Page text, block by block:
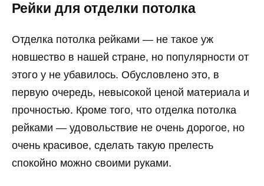
Рейки для отделки потолка
Отделка потолка рейками — не такое уж
новшество в нашей стране, но популярности от
этого у не убавилось. Обусловлено это, в
первую очередь, невысокой ценой материала и
прочностью. Кроме того, что отделка потолка
рейками — удовольствие не очень дорогое, но
очень красивое, сделать такую прелесть
спокойно можно своими руками.